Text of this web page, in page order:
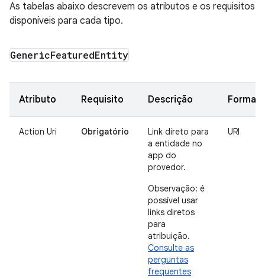
As tabelas abaixo descrevem os atributos e os requisitos
disponíveis para cada tipo.
GenericFeaturedEntity
Atributo Requisito Descrição
Action Uri Obrigatório
Link direto para
a entidade no
app do
provedor.
Observação: é
possível usar
links diretos
para
atribuição.
Consulte as
perguntas
frequentes
URI